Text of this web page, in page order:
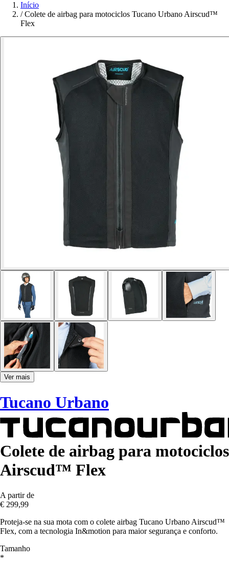
Início
/ Colete de airbag para motociclos Tucano Urbano Airscud™
Flex
Ver mais
Tucano Urbano
Colete de airbag para motociclos
Airscud™ Flex
A partir de
€ 299,99
Proteja-se na sua mota com o colete airbag Tucano Urbano Airscud™
Flex, com a tecnologia In&motion para maior segurança e conforto.
Tamanho
*